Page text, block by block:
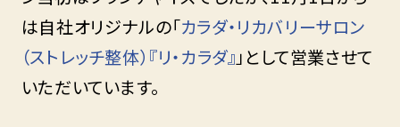
は自社オリジナルの「カラダ・リカバリーサロン
（ストレッチ整体）『リ・カラダ』 」として営業させて
いただいています。